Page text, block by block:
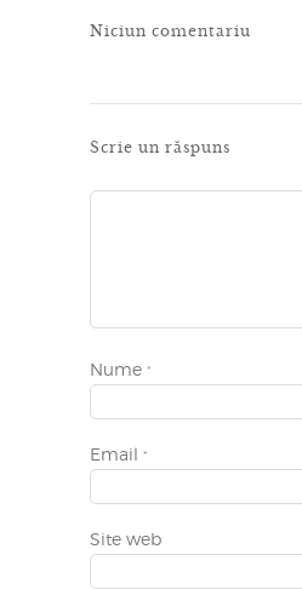
Niciun comentariu
Scrie un răspuns
Nume *
Email *
Site web